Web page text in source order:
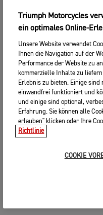
Triumph Motorcycles
ein optimales Online-
Unsere Website verwendet
Ihnen die Navigation auf der
Performance der Website zu
kommerzielle Inhalte zu
Erlebnis zu bieten. Einige
einwandfrei funktioniert und
und einige sind optional,
Erfahrung. Sie können alle
erlauben" klicken oder Ihre
Richtlinie
COOKIE